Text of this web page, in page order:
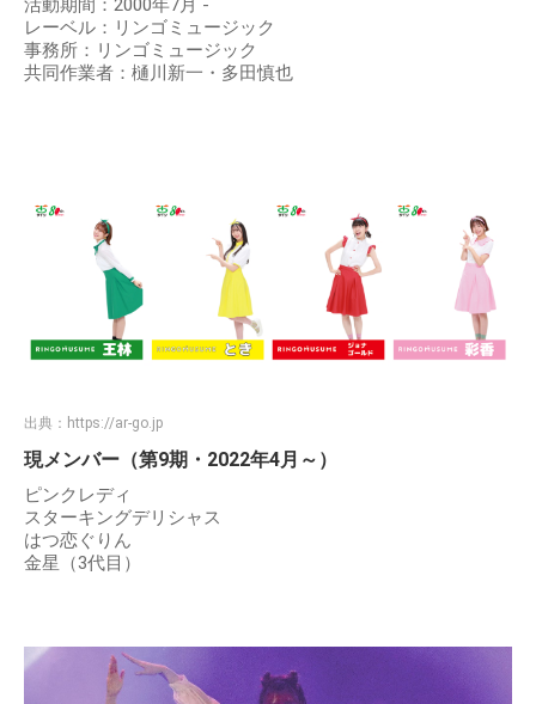
活動期間：2000年7月 -
レーベル：リンゴミュージック
事務所：リンゴミュージック
共同作業者：樋川新一・多田慎也
出典： https://ar-go.jp
現メンバー（第9期・2022年4月～）
ピンクレディ
スターキングデリシャス
はつ恋ぐりん
金星（3代目）